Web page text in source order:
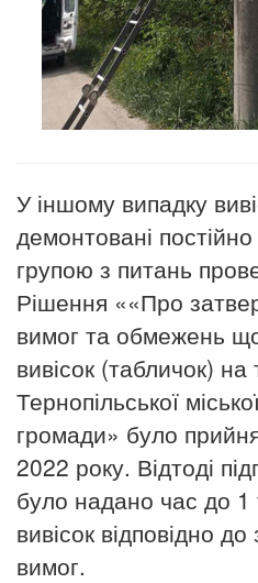
У іншому випадку
демонтовані
групою з питань
Рішення ««Про
вимог та обмежень
вивісок (табличок) на
Тернопільської
громади» було
2022 року. Відтоді
було надано час до 1
вивісок відповідно
вимог.